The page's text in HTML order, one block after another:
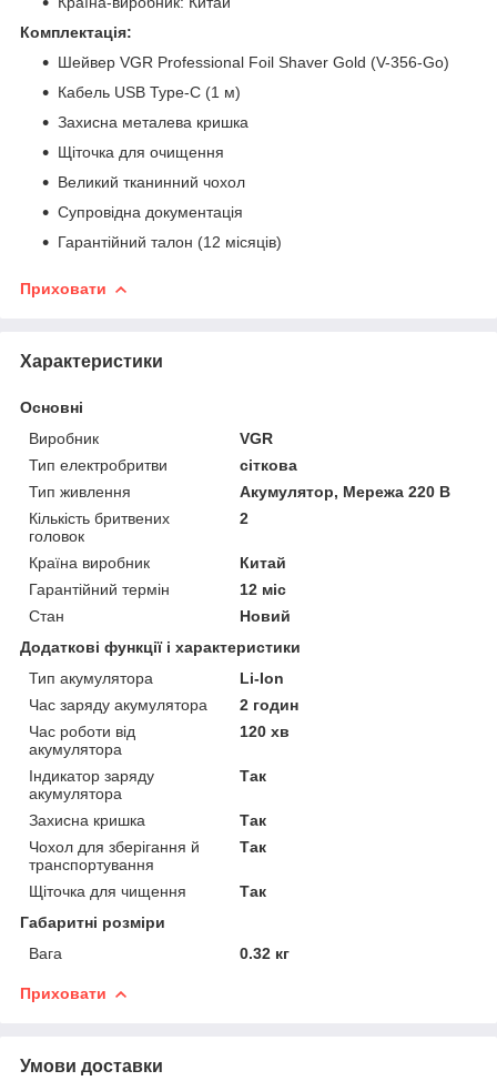
Комплектація:
Шейвер VGR Professional Foil Shaver Gold (V-356-Go)
Кабель USB Type-C (1 м)
Захисна металева кришка
Щіточка для очищення
Великий тканинний чохол
Супровідна документація
Гарантійний талон (12 місяців)
Приховати
Характеристики
Основні
Виробник
VGR
Тип електробритви
сіткова
Тип живлення
Акумулятор, Мережа 220 В
Кількість бритвених
головок
2
Країна виробник
Китай
Гарантійний термін
12 міс
Стан
Новий
Додаткові функції і характеристики
Тип акумулятора
Li-Ion
Час заряду акумулятора
2 годин
Час роботи від
акумулятора
120 хв
Індикатор заряду
акумулятора
Так
Захисна кришка
Так
Чохол для зберігання й
транспортування
Так
Щіточка для чищення
Так
Габаритні розміри
Вага
0.32 кг
Приховати
Умови доставки